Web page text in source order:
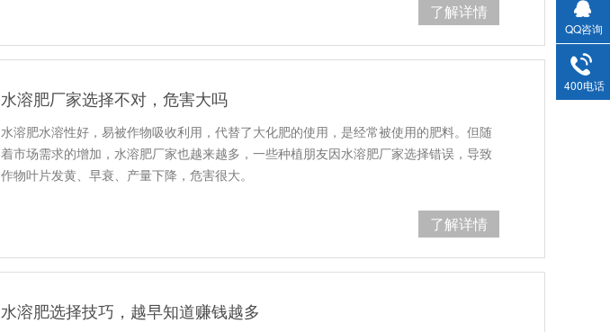
了解详情
水溶肥厂家选择不对，危害大吗
水溶肥水溶性好，易被作物吸收利用，代替了大化肥的使用，是经常被使用的肥料。但随
着市场需求的增加，水溶肥厂家也越来越多，一些种植朋友因水溶肥厂家选择错误，导致
作物叶片发黄、早衰、产量下降，危害很大。
了解详情
水溶肥选择技巧，越早知道赚钱越多
QQ咨询
400电话